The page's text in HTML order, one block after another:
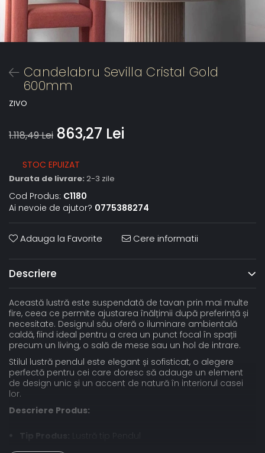
Candelabru Sevilla Cristal Gold
600mm
ZIVO
1.118,49 Lei 863,27 Lei
STOC EPUIZAT
Durata de livrare: 2-3 zile
Cod Produs: C1180
Ai nevoie de ajutor? 0775388274
Adauga la Favorite Cere informatii
Descriere
Această lustră este suspendată de tavan prin mai multe
fire, ceea ce permite ajustarea înălțimii după preferință și
necesitate. Designul său oferă o iluminare ambientală
caldă, fiind ideal pentru a crea un punct focal în spații
precum un living, o sală de mese sau un hol de intrare.
Stilul lustră pendul este elegant și sofisticat, o alegere
perfectă pentru cei care doresc să adauge un element
de design unic și un accent de natură în interiorul casei
lor.
Descriere Produs:
Tip Produs:
Lustră tip Pendul